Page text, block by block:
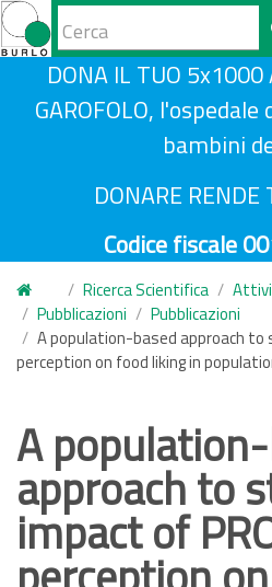
Form
di
ricerca
Cerca
DONA IL TUO 5x1000
GAROFOLO,
bambini
DONARE RENDE
Codice fiscale
Ricerca Scientifica
Pubblicazioni
Pubblicazioni
A population-based approach to
perception on food liking in
A
approach to
impact of